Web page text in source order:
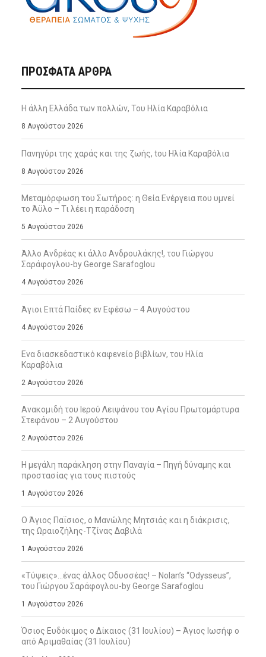
ΠΡΌΣΦΑΤΑ ΆΡΘΡΑ
Η άλλη Ελλάδα των πολλών, Του Ηλία Καραβόλια
8 Αυγούστου 2026
Πανηγύρι της χαράς και της ζωής, tου Ηλία Καραβόλια
8 Αυγούστου 2026
Μεταμόρφωση του Σωτήρος: η Θεία Ενέργεια που υμνεί
το Άϋλο – Τι λέει η παράδοση
5 Αυγούστου 2026
Άλλο Ανδρέας κι άλλο Ανδρουλάκης!, του Γιώργου
Σαράφογλου-by George Sarafoglou
4 Αυγούστου 2026
Άγιοι Επτά Παίδες εν Εφέσω – 4 Αυγούστου
4 Αυγούστου 2026
Ενα διασκεδαστικό καφενείο βιβλίων, του Ηλία
Καραβόλια
2 Αυγούστου 2026
Ανακομιδή του Ιερού Λειψάνου του Αγίου Πρωτομάρτυρα
Στεφάνου – 2 Αυγούστου
2 Αυγούστου 2026
Η μεγάλη παράκληση στην Παναγία – Πηγή δύναμης και
προστασίας για τους πιστούς
1 Αυγούστου 2026
Ο Άγιος Παΐσιος, ο Μανώλης Μητσιάς και η διάκρισις,
της Ωραιοζήλης-Τζίνας Δαβιλά
1 Αυγούστου 2026
«Τύψεις»…ένας άλλος Οδυσσέας! – Nolan’s “Odysseus”,
του Γιώργου Σαράφογλου-by George Sarafoglou
1 Αυγούστου 2026
Όσιος Ευδόκιμος ο Δίκαιος (31 Ιουλίου) – Άγιος Ιωσήφ ο
από Αριμαθαίας (31 Ιουλίου)